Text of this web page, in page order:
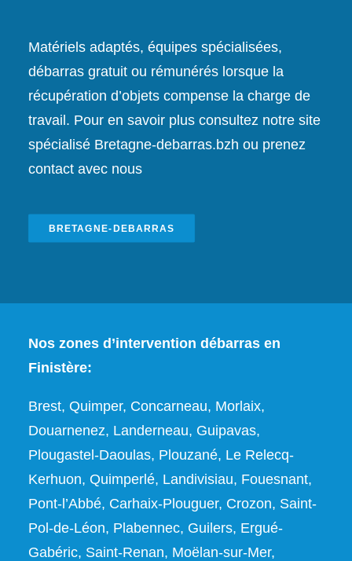
Matériels adaptés, équipes spécialisées,
débarras gratuit ou rémunérés lorsque la
récupération d’objets compense la charge de
travail. Pour en savoir plus consultez notre site
spécialisé Bretagne-debarras.bzh ou prenez
contact avec nous
BRETAGNE-DEBARRAS
Nos zones d’intervention débarras en
Finistère:
Brest, Quimper, Concarneau, Morlaix,
Douarnenez, Landerneau, Guipavas,
Plougastel-Daoulas, Plouzané, Le Relecq-
Kerhuon, Quimperlé, Landivisiau, Fouesnant,
Pont-l’Abbé, Carhaix-Plouguer, Crozon, Saint-
Pol-de-Léon, Plabennec, Guilers, Ergué-
Gabéric, Saint-Renan, Moëlan-sur-Mer,